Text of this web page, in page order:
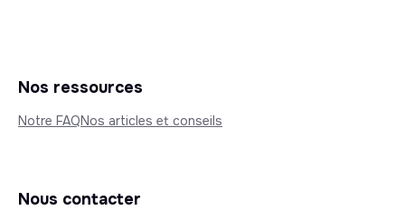
Nos ressources
Notre FAQNos articles et conseils
Nous contacter